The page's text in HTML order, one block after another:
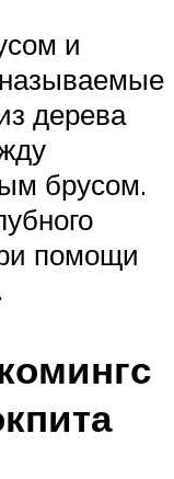
и
называемые
дерева
брусом.
помощи